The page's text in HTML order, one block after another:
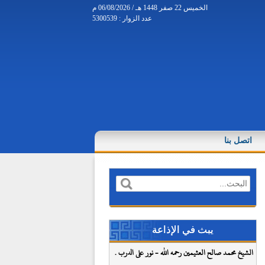
الخميس 22 صفر 1448 هـ / 06/08/2026 م
عدد الزوار : 5300539
اتصل بنا
استمارة البحث
يبث في الإذاعة
الشيخ محمد صالح العثيمين رحمه الله - نور على الدرب .